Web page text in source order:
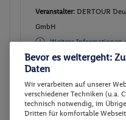
Veranstalter: DERTOUR
GmbH
Weitere Informationen
Buchen
Doppelzimmer
17.09. - 22.09.2026
Bevor es weitergeht:
Daten
Wir verarbeiten auf unserer
verschiedener Techniken (u.a.
technisch notwendig, im
Dritten für komfortable